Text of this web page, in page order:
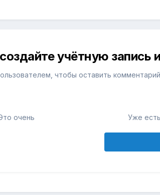
учётную запись
чтобы оставить комментарий
очень
Уже